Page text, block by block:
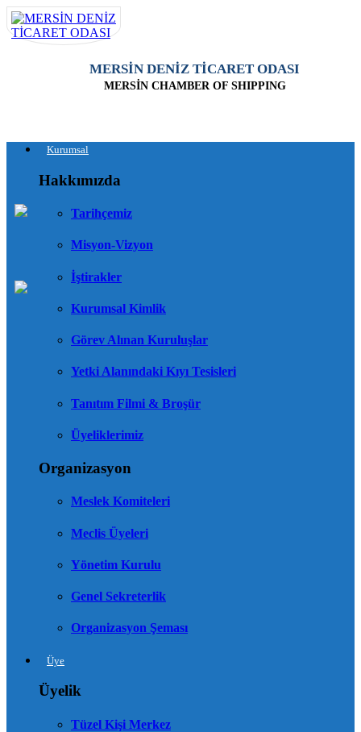
MERSİN DENİZ TİCARET ODASI
MERSİN CHAMBER OF SHIPPING
Kurumsal
Hakkımızda
Tarihçemiz
Misyon-Vizyon
İştirakler
Kurumsal Kimlik
Görev Alınan Kuruluşlar
Yetki Alanındaki Kıyı Tesisleri
Tanıtım Filmi & Broşür
Üyeliklerimiz
Organizasyon
Meslek Komiteleri
Meclis Üyeleri
Yönetim Kurulu
Genel Sekreterlik
Organizasyon Şeması
Üye
Üyelik
Tüzel Kişi Merkez